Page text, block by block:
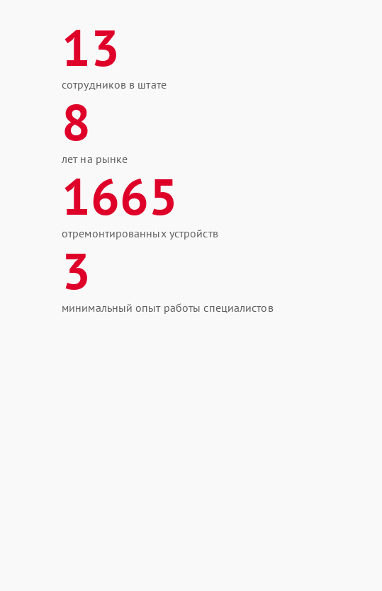
13
сотрудников в штате
8
лет на рынке
1665
отремонтированных устройств
3
минимальный опыт работы специалистов